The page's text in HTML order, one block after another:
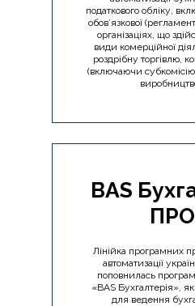
податкового обліку,
обов’язкової
організаціях, що
види комерційної
роздрібну торгівлю,
(включаючи
BAS
Лінійка програмних
автоматизації
поповнилась
«BAS Бухгалтерія»,
для ведення